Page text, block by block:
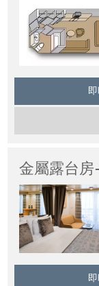
金屬露台房